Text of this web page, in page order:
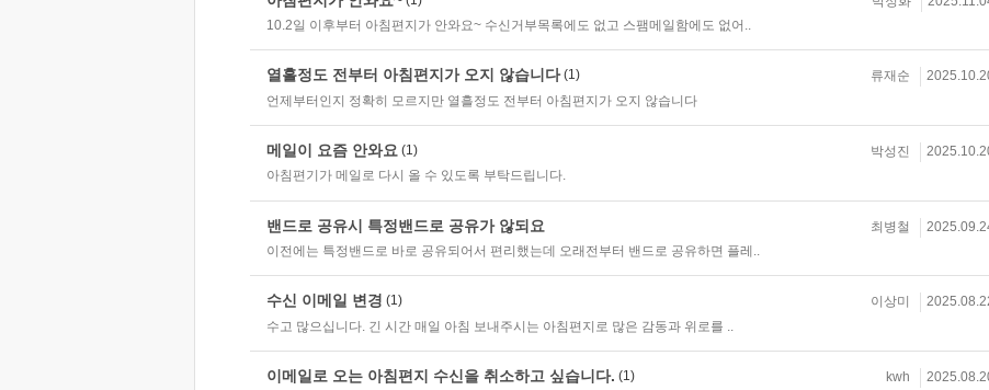
10.2일 이후부터 아침편지가 안와요~ 수신거부목록에도 없고 스팸메일함에도 없어..
열흘정도 전부터 아침편지가 오지 않습니다 (1)
언제부터인지 정확히 모르지만 열흘정도 전부터 아침편지가 오지 않습니다
류재순
메일이 요즘 안와요 (1)
아침편기가 메일로 다시 올 수 있도록 부탁드립니다.
박성진
밴드로 공유시 특정밴드로 공유가 않되요
이전에는 특정밴드로 바로 공유되어서 편리했는데 오래전부터 밴드로 공유하면 플레..
최병철
수신 이메일 변경 (1)
수고 많으십니다. 긴 시간 매일 아침 보내주시는 아침편지로 많은 감동과 위로를 ..
이상미
이메일로 오는 아침편지 수신을 취소하고 싶습니다. (1)
kwh